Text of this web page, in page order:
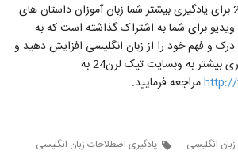
گروه آموزشی تیک لرن24 برای یادگیری بیشتر شما زبان آموزان داستان های
ویدیو برای شما به اشتراک گذاشته است که به
و فهم خود را از زبان انگلیسی افزایش دهید و
پیشرفت کنید.برای یادگیری بیشتر به وبسایت تیک لرن24 به
مراجعه فرمایید.
انگلیسی
یادگیری اصطلاحات زبان انگلیسی